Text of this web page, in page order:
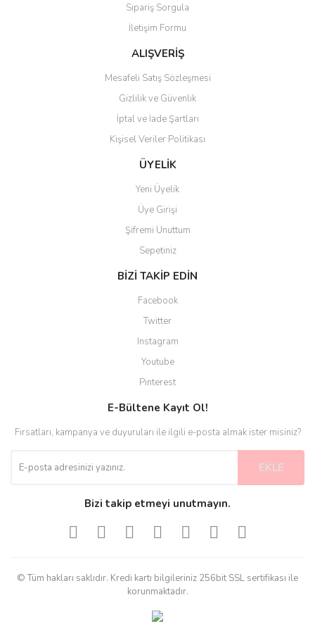
Sipariş Sorgula
İletişim Formu
ALIŞVERİŞ
Mesafeli Satış Sözleşmesi
Gizlilik ve Güvenlik
İptal ve İade Şartları
Kişisel Veriler Politikası
ÜYELİK
Yeni Üyelik
Üye Girişi
Şifremi Unuttum
Sepetiniz
BİZİ TAKİP EDİN
Facebook
Twitter
Instagram
Youtube
Pinterest
E-Bültene Kayıt Ol!
Fırsatları, kampanya ve duyuruları ile ilgili e-posta almak ister misiniz?
EKLE
Bizi takip etmeyi unutmayın.
© Tüm hakları saklıdır. Kredi kartı bilgileriniz 256bit SSL sertifikası ile
korunmaktadır.